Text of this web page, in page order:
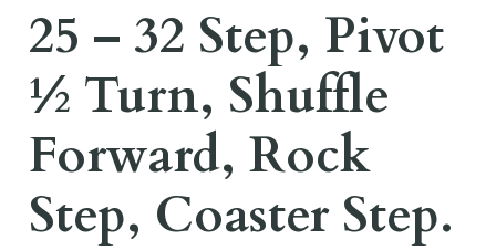
25 – 32 Step, Pivot
½ Turn, Shuffle
Forward, Rock
Step, Coaster Step.